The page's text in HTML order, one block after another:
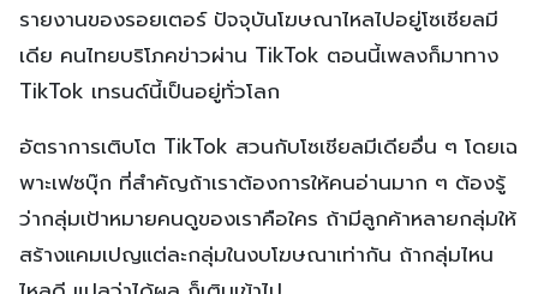
รายงานของรอยเตอร์ ปัจจุบันโฆษณาไหลไปอยู่โซเชียลมี
เดีย คนไทยบริโภคข่าวผ่าน TikTok ตอนนี้เพลงก็มาทาง
TikTok เทรนด์นี้เป็นอยู่ทั่วโลก
อัตราการเติบโต TikTok สวนกับโซเชียลมีเดียอื่น ๆ โดยเฉ
พาะเฟซบุ๊ก ที่สำคัญถ้าเราต้องการให้คนอ่านมาก ๆ ต้องรู้
ว่ากลุ่มเป้าหมายคนดูของเราคือใคร ถ้ามีลูกค้าหลายกลุ่มให้
สร้างแคมเปญแต่ละกลุ่มในงบโฆษณาเท่ากัน ถ้ากลุ่มไหน